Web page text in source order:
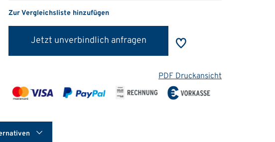
Zur Vergleichsliste hinzufügen
Jetzt unverbindlich anfragen
PDF Druckansicht